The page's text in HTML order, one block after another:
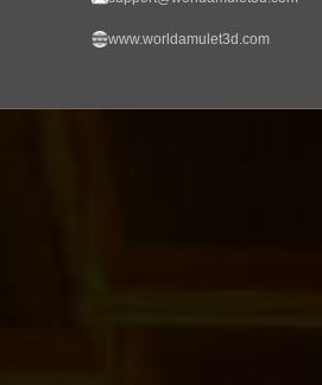
www.worldamulet3d.com